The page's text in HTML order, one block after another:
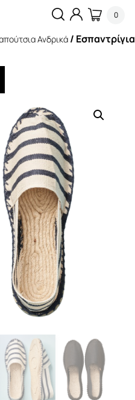
0
Ανδρικά / Εσπαντρίγια